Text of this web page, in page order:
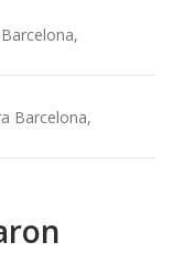
Barcelona,